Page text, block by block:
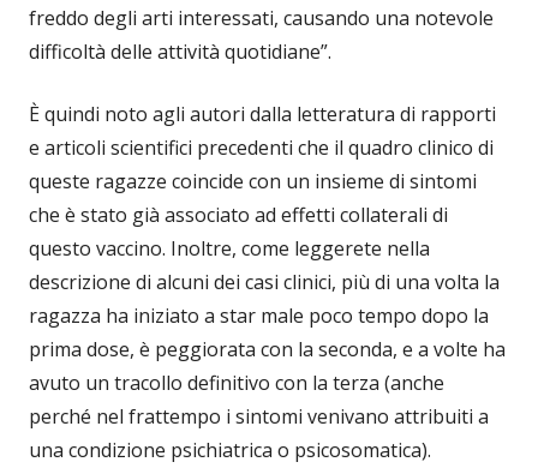
freddo degli arti interessati, causando una notevole
difficoltà delle attività quotidiane”.
È quindi noto agli autori dalla letteratura di rapporti
e articoli scientifici precedenti che il quadro clinico di
queste ragazze coincide con un insieme di sintomi
che è stato già associato ad effetti collaterali di
questo vaccino. Inoltre, come leggerete nella
descrizione di alcuni dei casi clinici, più di una volta la
ragazza ha iniziato a star male poco tempo dopo la
prima dose, è peggiorata con la seconda, e a volte ha
avuto un tracollo definitivo con la terza (anche
perché nel frattempo i sintomi venivano attribuiti a
una condizione psichiatrica o psicosomatica).